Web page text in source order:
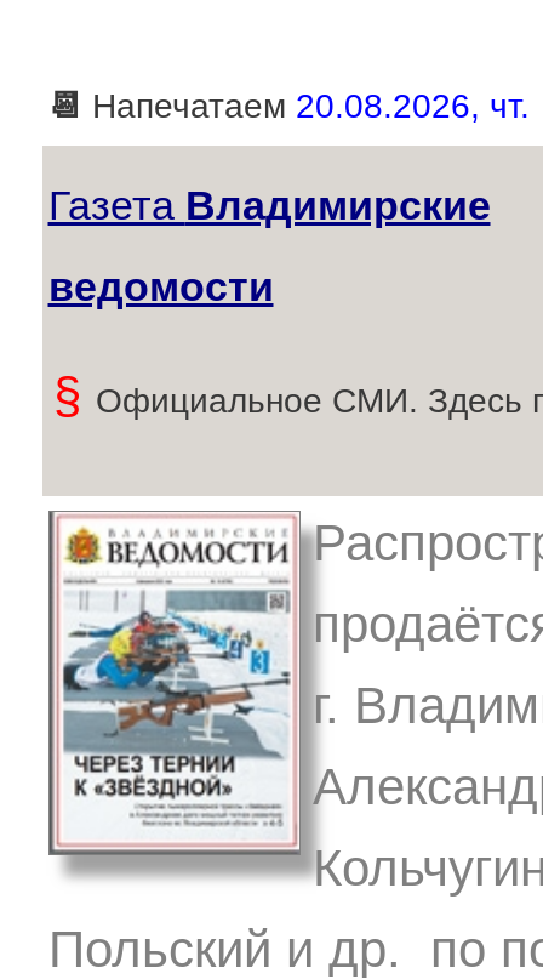
📆 Напечатаем 20.08.2026, чт.
Газета Владимирские
ведомости
§ Официальное СМИ. Здесь
г.
Польский и др. по